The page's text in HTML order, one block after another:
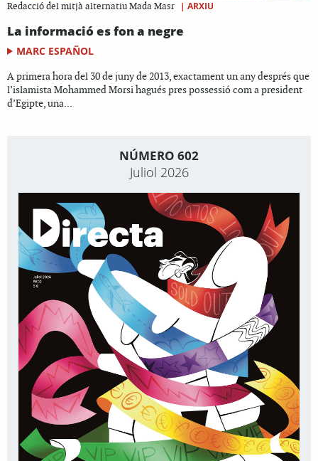
Redacció del mitjà alternatiu Mada Masr | ARXIU
La informació es fon a negre
MARC ESPAÑOL
A primera hora del 30 de juny de 2013, exactament un any després que
l’islamista Mohammed Morsi hagués pres possessió com a president
d’Egipte, una...
NÚMERO 602
Juliol 2026